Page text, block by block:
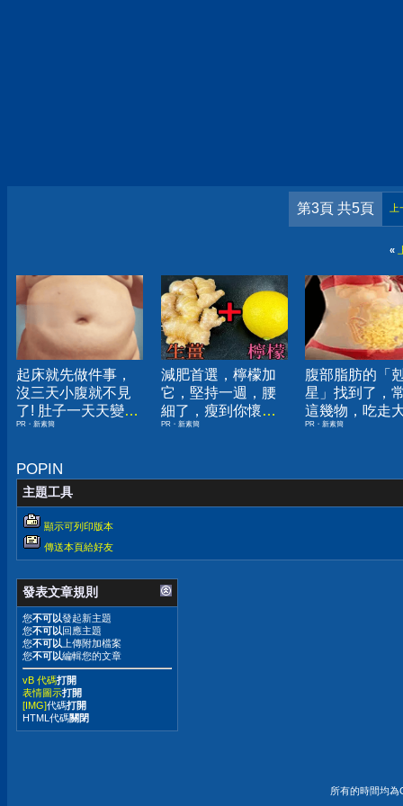
第3頁 共5頁
«
起床就先做件事，
沒三天小腹就不見
了! 肚子一天天變
小！
PR・新素簡
減肥首選，檸檬加
它，堅持一週，腰
細了，瘦到你懷疑
人生
PR・新素簡
腹部脂肪的「
星」找到了，
這幾物，吃走
囊，瘦出小蠻
PR・新素簡
POPIN
主題工具
顯示可列印版本
傳送本頁給好友
發表文章規則
您不可以發起新主題
您不可以回應主題
您不可以 上傳附加檔案
您不可以編輯您的文章
vB 代碼打開
表情圖示打開
[IMG]代碼打開
HTML代碼關閉
所有的時間均為